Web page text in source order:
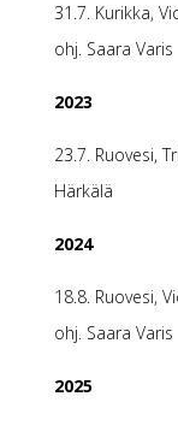
31.7. Kurikka,
ohj. Saara Varis
2023
23.7. Ruovesi,
Härkälä
2024
18.8. Ruovesi,
ohj. Saara Varis
2025